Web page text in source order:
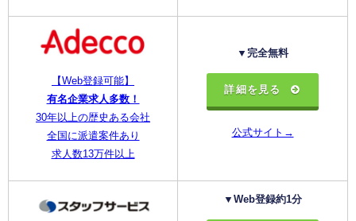
【Web登録可能】
有名企業求人多数！
30年以上の歴史ある会社
全国に派遣案件あり
求人数13万件以上
▼完全無料
詳細を見る
公式サイト→
▼Web登録約1分